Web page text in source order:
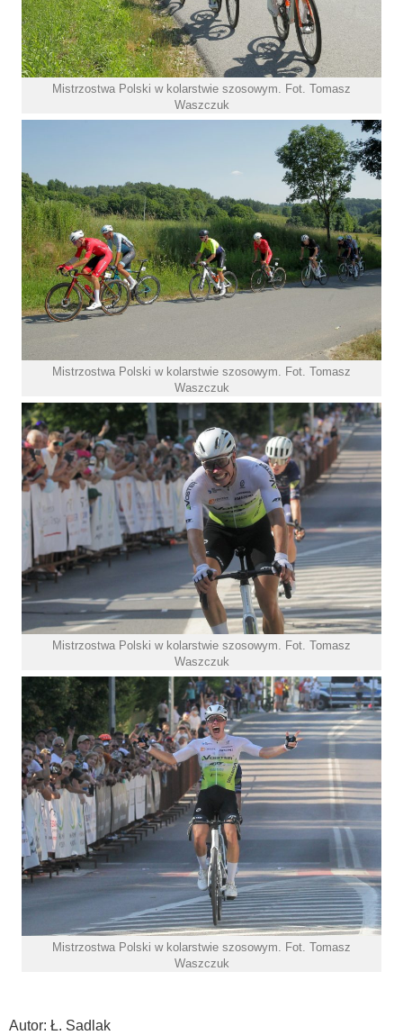
Mistrzostwa Polski w kolarstwie szosowym. Fot. Tomasz
Waszczuk
Mistrzostwa Polski w kolarstwie szosowym. Fot. Tomasz
Waszczuk
Mistrzostwa Polski w kolarstwie szosowym. Fot. Tomasz
Waszczuk
Mistrzostwa Polski w kolarstwie szosowym. Fot. Tomasz
Waszczuk
Autor: Ł. Sadlak